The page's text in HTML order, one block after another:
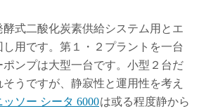
式二酸化炭素供給システム用とエ
用です。第１・２プラントを一台
ンプは大型一台です。小型２台だ
うですが、静寂性と運用性を考え
ッソー シータ 6000は或る程度静から